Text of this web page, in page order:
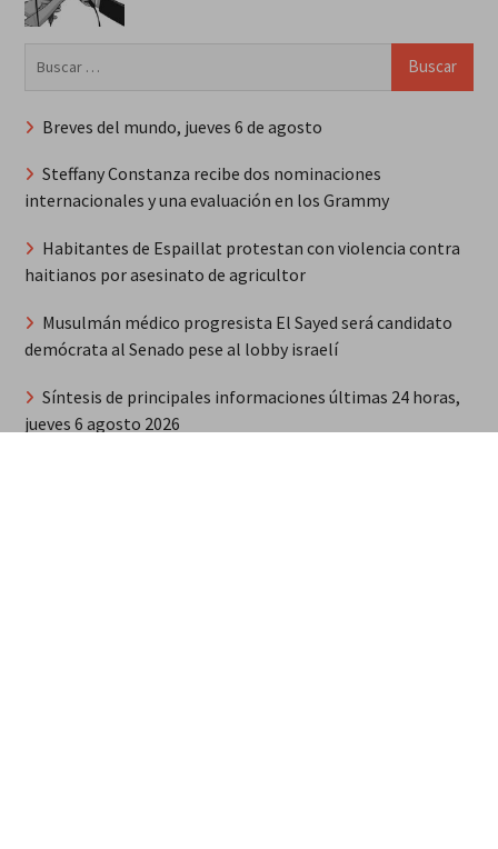
Breves del mundo, jueves 6 de agosto
Steffany Constanza recibe dos nominaciones
internacionales y una evaluación en los Grammy
Habitantes de Espaillat protestan con violencia contra
haitianos por asesinato de agricultor
Musulmán médico progresista El Sayed será candidato
demócrata al Senado pese al lobby israelí
Síntesis de principales informaciones últimas 24 horas,
jueves 6 agosto 2026